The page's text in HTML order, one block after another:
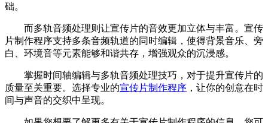
础。
而多轨音频处理则让宣传片的音效更加立体与丰富。宣传
片制作程序支持多条音频轨道的同时编辑，使得背景音乐、旁
白、环境音等元素能够和谐共存，增强观众的沉浸感。
掌握时间轴编辑与多轨音频处理技巧，对于提升宣传片的
质量至关重要。选择专业的宣传片制作程序 ，让你的创意在时
间与声音的交织中呈现。